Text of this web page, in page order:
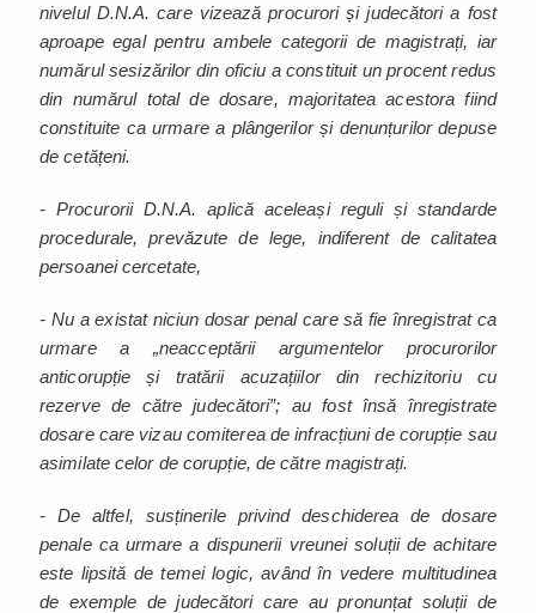
nivelul D.N.A. care vizează procurori și judecători a fost
aproape egal pentru ambele categorii de magistrați, iar
numărul sesizărilor din oficiu a constituit un procent redus
din numărul total de dosare, majoritatea acestora fiind
constituite ca urmare a plângerilor și denunțurilor depuse
de cetățeni.
- Procurorii D.N.A. aplică aceleași reguli și standarde
procedurale, prevăzute de lege, indiferent de calitatea
persoanei cercetate,
- Nu a existat niciun dosar penal care să fie înregistrat ca
urmare a „neacceptării argumentelor procurorilor
anticorupție și tratării acuzațiilor din rechizitoriu cu
rezerve de către judecători”; au fost însă înregistrate
dosare care vizau comiterea de infracțiuni de corupție sau
asimilate celor de corupție, de către magistrați.
- De altfel, susținerile privind deschiderea de dosare
penale ca urmare a dispunerii vreunei soluții de achitare
este lipsită de temei logic, având în vedere multitudinea
de exemple de judecători care au pronunțat soluții de